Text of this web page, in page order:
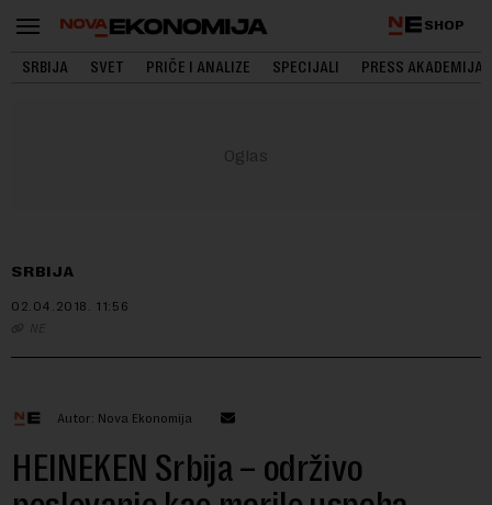
SHOP
SRBIJA SVET PRIČE I ANALIZE SPECIJALI PRESS AKADEMIJA
SRBIJA
02.04.2018. 11:56
NE
Autor: Nova Ekonomija
HEINEKEN Srbija – održivo